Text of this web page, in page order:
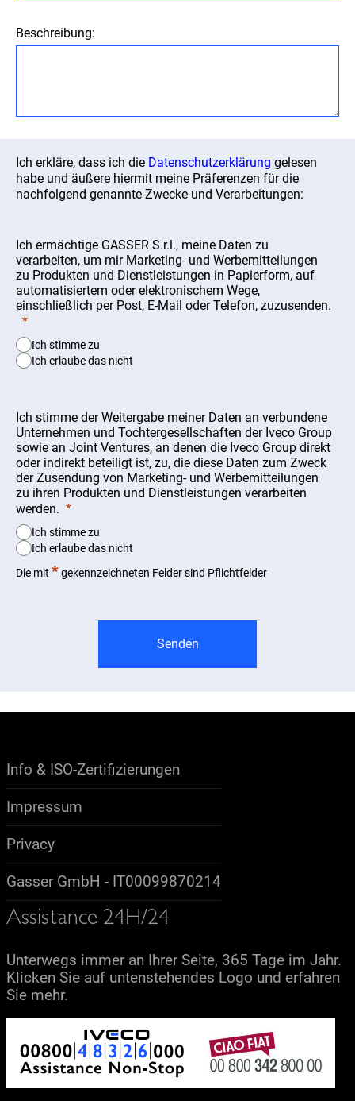
Beschreibung:
Ich erkläre, dass ich die Datenschutzerklärung gelesen
habe und äußere hiermit meine Präferenzen für die
nachfolgend genannte Zwecke und Verarbeitungen:
Ich ermächtige GASSER S.r.l., meine Daten zu
verarbeiten, um mir Marketing- und Werbemitteilungen
zu Produkten und Dienstleistungen in Papierform, auf
automatisiertem oder elektronischem Wege,
einschließlich per Post, E-Mail oder Telefon, zuzusenden.
Ich stimme zu
Ich erlaube das nicht
Ich stimme der Weitergabe meiner Daten an verbundene
Unternehmen und Tochtergesellschaften der Iveco Group
sowie an Joint Ventures, an denen die Iveco Group direkt
oder indirekt beteiligt ist, zu, die diese Daten zum Zweck
der Zusendung von Marketing- und Werbemitteilungen
zu ihren Produkten und Dienstleistungen verarbeiten
werden.
Ich stimme zu
Ich erlaube das nicht
Die mit *gekennzeichneten Felder sind Pflichtfelder
Senden
Info & ISO-Zertifizierungen
Impressum
Privacy
Gasser GmbH - IT00099870214
Assistance 24H/24
Unterwegs immer an Ihrer Seite, 365 Tage im Jahr.
Klicken Sie auf untenstehendes Logo und erfahren
Sie mehr.